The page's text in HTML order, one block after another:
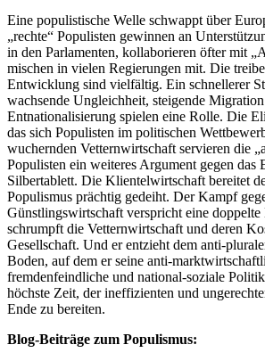
Eine populistische Welle schwappt über
„rechte“ Populisten gewinnen an
in den Parlamenten, kollaborieren öfter mit
mischen in vielen Regierungen mit. Die
Entwicklung sind vielfältig. Ein schnellerer
wachsende Ungleichheit, steigende
Entnationalisierung spielen eine Rolle. Die
das sich Populisten im politischen
wuchernden Vetternwirtschaft servieren die
Populisten ein weiteres Argument gegen das
Silbertablett. Die Klientelwirtschaft bereitet
Populismus prächtig gedeiht. Der Kampf
Günstlingswirtschaft verspricht eine
schrumpft die Vetternwirtschaft und deren
Gesellschaft. Und er entzieht dem anti-
Boden, auf dem er seine anti-
fremdenfeindliche und national-soziale
höchste Zeit, der ineffizienten und
Ende zu bereiten.
Blog-Beiträge zum Populismus: